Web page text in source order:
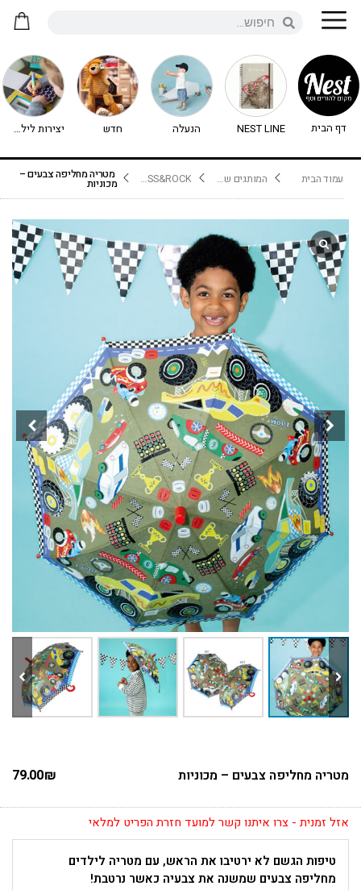
דף הבית NEST LINE הנעלה חדש יצירות לילדים - יצירה לילדים
עמוד הבית המותגים שלנו FLOSS&ROCK מטריה מחליפה צבעים –
מכוניות
מטריה מחליפה צבעים – מכוניות 79.00₪
אזל זמנית - צרו איתנו קשר למועד חזרת הפריט למלאי
טיפות הגשם לא ירטיבו את הראש, עם מטריה לילדים
מחליפה צבעים שמשנה את צבעיה כאשר נרטבת!